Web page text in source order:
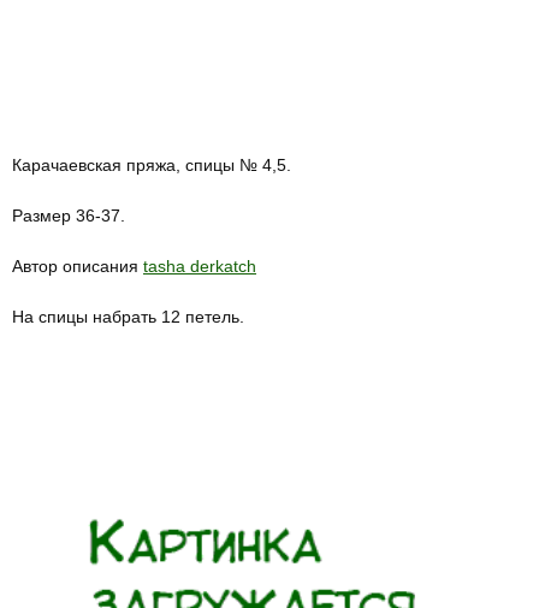
Карачаевская пряжа, спицы № 4,5.
Размер 36-37.
Автор описания tasha derkatch
На спицы набрать 12 петель.